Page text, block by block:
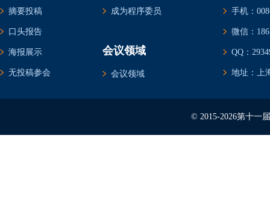
摘要投稿
口头报告
海报展示
无投稿参会
成为程序委员
会议领域
会议领域
手机：
微信：
QQ：
地址：上
© 2015-2026第十一